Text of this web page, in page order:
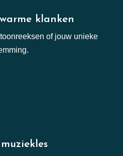
warme klanken
of jouw unieke
muziekles